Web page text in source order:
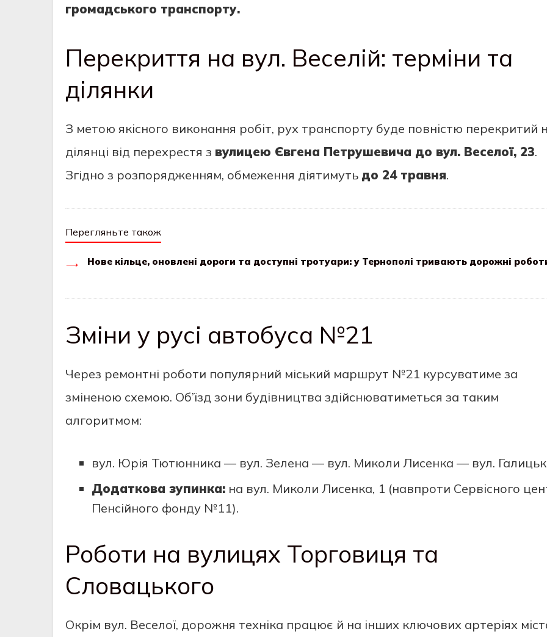
громадського транспорту.
Перекриття на вул. Веселій: терміни та
ділянки
З метою якісного виконання робіт, рух транспорту буде повністю перекритий
ділянці від перехрестя з вулицею Євгена Петрушевича до вул. Веселої, 23.
Згідно з розпорядженням, обмеження діятимуть до 24 травня.
Перегляньте також
Нове кільце, оновлені дороги та доступні тротуари: у Тернополі тривають дорожні
Зміни у русі автобуса №21
Через ремонтні роботи популярний міський маршрут №21 курсуватиме за
зміненою схемою. Об’їзд зони будівництва здійснюватиметься за таким
алгоритмом:
вул. Юрія Тютюнника — вул. Зелена — вул. Миколи Лисенка — вул.
Додаткова зупинка:на вул. Миколи Лисенка, 1 (навпроти Сервісного
Пенсійного фонду №11).
Роботи на вулицях Торговиця та
Словацького
Окрім вул. Веселої, дорожня техніка працює й на інших ключових артеріях